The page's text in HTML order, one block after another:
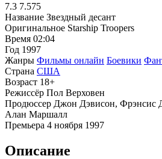
7.3 7.575
Название Звездный десант
Оригинальное Starship Troopers
Время 02:04
Год 1997
Жанры Фильмы онлайн Боевики
Страна США
Возраст 18+
Режиссёр Пол Верховен
Продюссер Джон Дэвисон, Фрэнсис
Алан Маршалл
Премьера 4 ноября 1997
Описание